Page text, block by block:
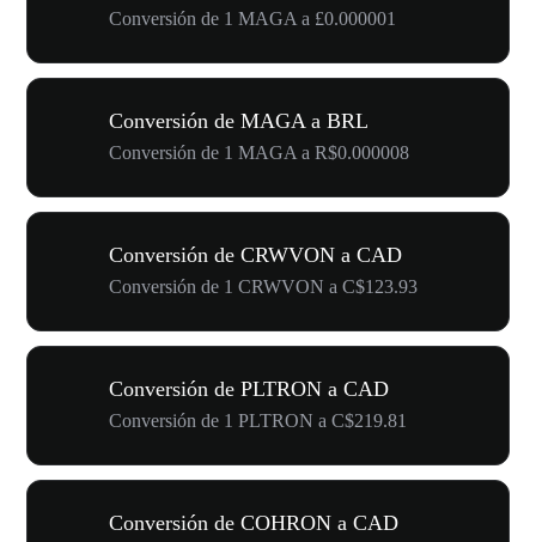
Conversión de 1 MAGA a £0.000001
Conversión de MAGA a BRL
Conversión de 1 MAGA a R$0.000008
Conversión de CRWVON a CAD
Conversión de 1 CRWVON a C$123.93
Conversión de PLTRON a CAD
Conversión de 1 PLTRON a C$219.81
Conversión de COHRON a CAD